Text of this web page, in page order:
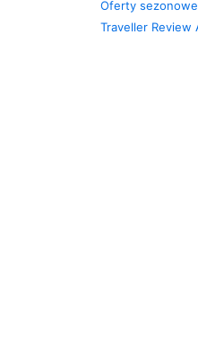
Oferty
Traveller Review